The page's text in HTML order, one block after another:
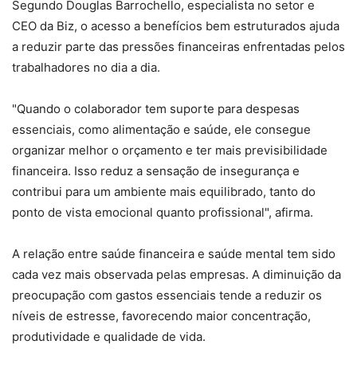
Segundo Douglas Barrochello, especialista no setor e
CEO da Biz, o acesso a benefícios bem estruturados ajuda
a reduzir parte das pressões financeiras enfrentadas pelos
trabalhadores no dia a dia.
"Quando o colaborador tem suporte para despesas
essenciais, como alimentação e saúde, ele consegue
organizar melhor o orçamento e ter mais previsibilidade
financeira. Isso reduz a sensação de insegurança e
contribui para um ambiente mais equilibrado, tanto do
ponto de vista emocional quanto profissional", afirma.
A relação entre saúde financeira e saúde mental tem sido
cada vez mais observada pelas empresas. A diminuição da
preocupação com gastos essenciais tende a reduzir os
níveis de estresse, favorecendo maior concentração,
produtividade e qualidade de vida.